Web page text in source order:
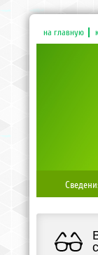
на главную